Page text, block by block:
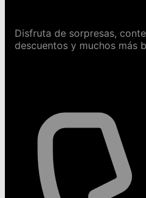
Disfruta de sorpresas,
descuentos y muchos más